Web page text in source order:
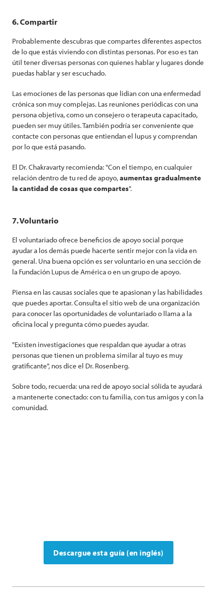
6. Compartir
Probablemente descubras que compartes diferentes aspectos
de lo que estás viviendo con distintas personas. Por eso es tan
útil tener diversas personas con quienes hablar y lugares donde
puedas hablar y ser escuchado.
Las emociones de las personas que lidian con una enfermedad
crónica son muy complejas. Las reuniones periódicas con una
persona objetiva, como un consejero o terapeuta capacitado,
pueden ser muy útiles. También podría ser conveniente que
contacte con personas que entiendan el lupus y comprendan
por lo que está pasando.
El Dr. Chakravarty recomienda: "Con el tiempo, en cualquier
relación dentro de tu red de apoyo,aumentas gradualmente
la cantidad de cosas que compartes".
7. Voluntario
El voluntariado ofrece beneficios de apoyo social porque
ayudar a los demás puede hacerte sentir mejor con la vida en
general. Una buena opción es ser voluntario en una sección de
la Fundación Lupus de América o en un grupo de apoyo.
Piensa en las causas sociales que te apasionan y las habilidades
que puedes aportar. Consulta el sitio web de una organización
para conocer las oportunidades de voluntariado o llama a la
oficina local y pregunta cómo puedes ayudar.
"Existen investigaciones que respaldan que ayudar a otras
personas que tienen un problema similar al tuyo es muy
gratificante", nos dice el Dr. Rosenberg.
Sobre todo, recuerda: una red de apoyo social sólida te ayudará
a mantenerte conectado: con tu familia, con tus amigos y con la
comunidad.
Descargue esta guía (en inglés)